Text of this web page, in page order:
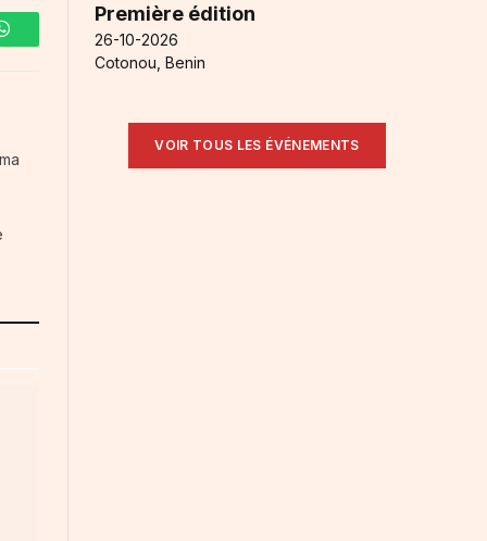
WhatsApp
Première édition
26-10-2026
Cotonou, Benin
VOIR TOUS LES ÉVÉNEMENTS